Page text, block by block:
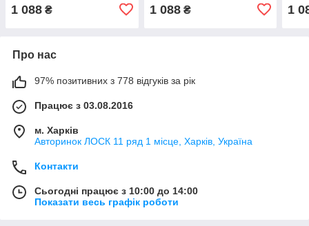
1 088 ₴ 1 088₴ 1
Про нас
97% позитивних з 778 відгуків за рік
Працює з 03.08.2016
м. Харків
Авторинок ЛОСК 11 ряд 1 місце, Харків, Україна
Контакти
Сьогодні працює з 10:00 до 14:00
Показати весь графік роботи